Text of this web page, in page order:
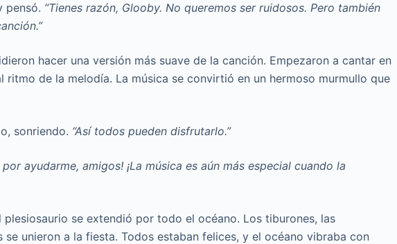
pensó. “Tienes razón, Glooby. No queremos ser ruidosos. Pero también
hacer una versión más suave de la canción. Empezaron a cantar en
ritmo de la melodía. La música se convirtió en un hermoso murmullo que
sonriendo. “Así todos pueden disfrutarlo.”
por ayudarme, amigos! ¡La música es aún más especial cuando la
plesiosaurio se extendió por todo el océano. Los tiburones, las
se unieron a la fiesta. Todos estaban felices, y el océano vibraba con